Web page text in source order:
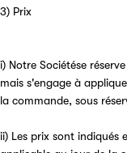
3) Prix
i) Notre Sociétése
mais s'engage à
la commande, sous
ii) Les prix sont indiqués